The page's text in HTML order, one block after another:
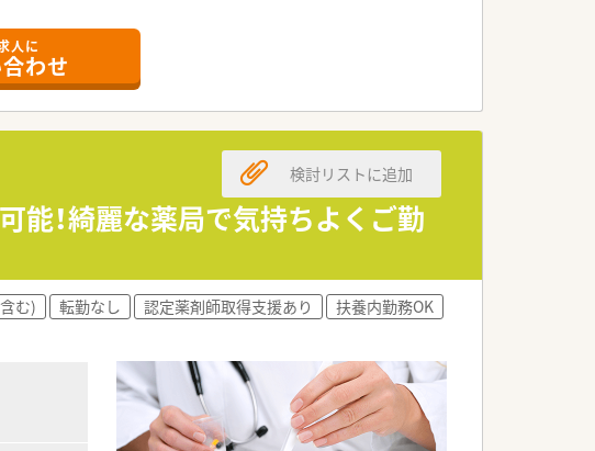
段で快適に通勤できます。
患者様と丁寧に向き合える環境です
となり安心して業務に取り組めます
方が活躍中です。
再出発したい方が活躍できます
実践したい方に最適です。
求めの薬剤師にぴったりです
人に
わせ
能！綺麗な薬局で気持ちよくご勤
検討リストに追加
む) 転勤なし 認定薬剤師取得支援あり
扶養内勤務OK